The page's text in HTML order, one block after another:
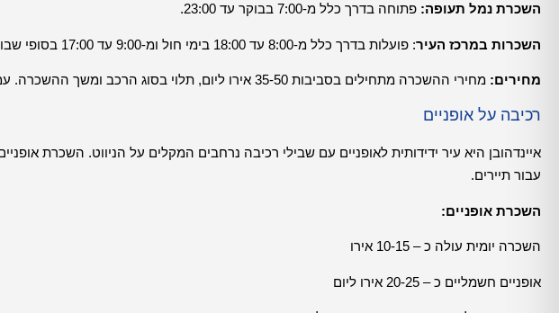
השכרת נמל תעופה: פתוחה בדרך כלל מ-7:00 בבוקר עד 23:00.
השכרות במרכז העיר: פועלות בדרך כלל מ-8:00 עד 18:00 בימי חול ומ-9:00 עד 17:00 בסופי שבוע.
מחירים: מחירי ההשכרה מתחילים בסביבות 35-50 אירו ליום, תלוי בסוג הרכב ומשך ההשכרה. עמלות נוספות עשויות לחול על ביטוח ותוספות.
רכיבה על אופניים
איינדהובן היא עיר ידידותית לאופניים עם שבילי רכיבה נרחבים המקלים על הניווט. השכרת
עבור תיירים.
השכרת אופניים:
השכרה יומית עולה כ – 10-15 אירו
אופניים חשמליים כ – 20-25 אירו ליום